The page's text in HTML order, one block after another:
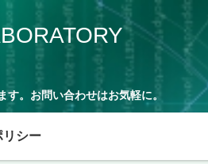
。お問い合わせはお気軽に。
リシー